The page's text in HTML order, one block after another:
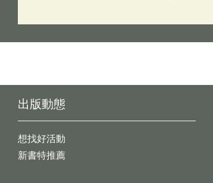
出版動態
想找好活動
新書特推薦